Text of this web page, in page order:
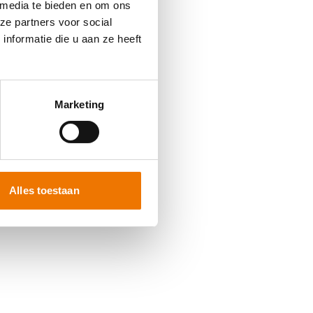
te bieden en om ons
partners voor social
die u aan ze heeft
Marketing
Alles toestaan
information) .